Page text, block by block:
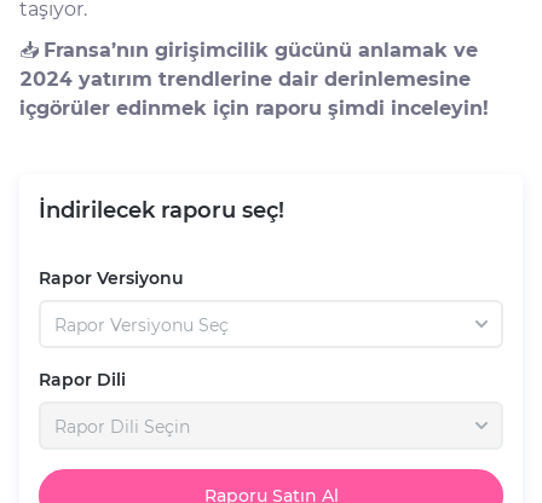
taşıyor.
📥 Fransa’nın girişimcilik gücünü anlamak ve
2024 yatırım trendlerine dair derinlemesine
içgörüler edinmek için raporu şimdi inceleyin!
İndirilecek raporu seç!
Rapor Versiyonu
Rapor Versiyonu Seç
Rapor Dili
Rapor Dili Seçin
Raporu Satın Al